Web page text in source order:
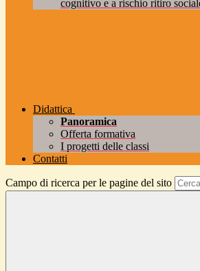
cognitivo e a rischio ritiro
Didattica
Panoramica
Offerta formativa
I progetti delle classi
Contatti
Campo di ricerca per le pagine del sito